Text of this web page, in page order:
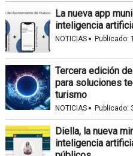
La nueva app
inteligencia
NOTICIAS · Publicado:
Tercera edición
para soluciones
turismo
NOTICIAS · Publicado:
Diella, la nueva
inteligencia